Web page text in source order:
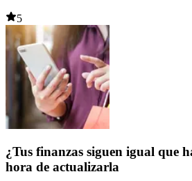
5
¿Tus finanzas siguen igual que
hora de actualizarla